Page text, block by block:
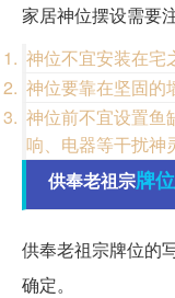
家居神位摆设需要
神位不宜安装在宅
神位要靠在坚固的
神位前不宜设置鱼
响、电器等干扰神
供奉老祖宗牌位
供奉老祖宗牌位的
确定。